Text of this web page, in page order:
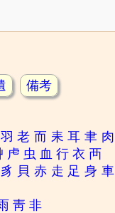
備考
羽 老 而 耒 耳 聿 肉
虍 虫 血 行 衣 襾
豸 貝 赤 走 足 身 車
靑 非